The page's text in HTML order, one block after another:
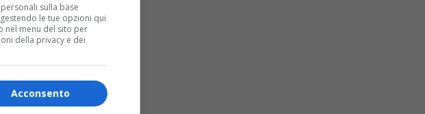
in una
di una
da
sulla base
le tue opzioni qui
nel menu del sito per
della privacy e dei
Acconsento